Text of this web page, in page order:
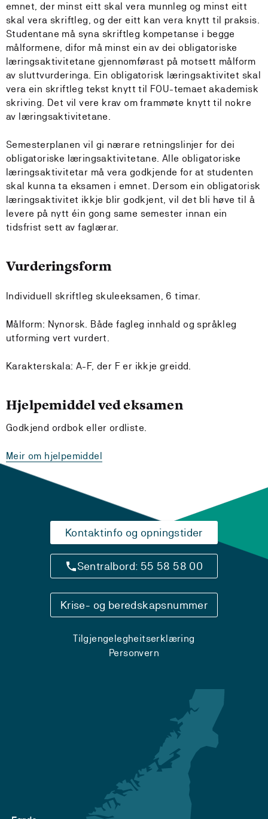
emnet, der minst eitt skal vera munnleg og minst eitt
skal vera skriftleg, og der eitt kan vera knytt til praksis.
Studentane må syna skriftleg kompetanse i begge
målformene, difor må minst ein av dei obligatoriske
læringsaktivitetane gjennomførast på motsett målform
av sluttvurderinga. Ein obligatorisk læringsaktivitet skal
vera ein skriftleg tekst knytt til FOU-temaet akademisk
skriving. Det vil vere krav om frammøte knytt til nokre
av læringsaktivitetane.
Semesterplanen vil gi nærare retningslinjer for dei
obligatoriske læringsaktivitetane. Alle obligatoriske
læringsaktivitetar må vera godkjende for at studenten
skal kunna ta eksamen i emnet. Dersom ein obligatorisk
læringsaktivitet ikkje blir godkjent, vil det bli høve til å
levere på nytt éin gong same semester innan ein
tidsfrist sett av faglærar.
Vurderingsform
Individuell skriftleg skuleeksamen, 6 timar.
Målform: Nynorsk. Både fagleg innhald og språkleg
utforming vert vurdert.
Karakterskala: A-F, der F er ikkje greidd.
Hjelpemiddel ved eksamen
Godkjend ordbok eller ordliste.
Meir om hjelpemiddel
Kontaktinfo og opningstider
Sentralbord: 55 58 58 00
Krise- og beredskapsnummer
Tilgjengelegheitserklæring
Personvern